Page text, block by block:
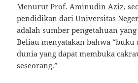
Menurut Prof. Aminudin Aziz,
pendidikan dari Universitas
adalah sumber pengetahuan
Beliau menyatakan bahwa “buku
dunia yang dapat membuka
seseorang.”